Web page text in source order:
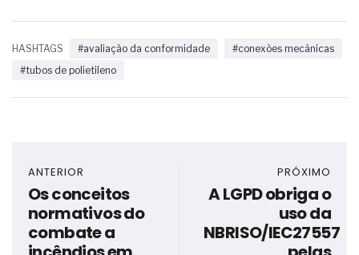
HASHTAGS #avaliação da conformidade
#conexões mecânicas
#tubos de polietileno
ANTERIOR
Os conceitos
normativos do
combate a
PRÓXIMO
A LGPD obriga o
uso da
NBRISO/IEC27557